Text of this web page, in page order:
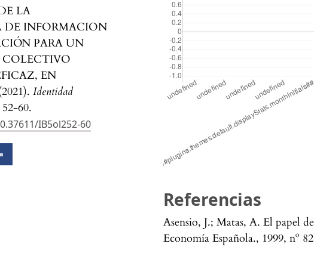
LA
DE INFORMACION
PARA UN
COLECTIVO
EN
Identidad
60.
IB5ol252-60
Referencias
Asensio, J.; Matas, A. El papel
Economía Española., 1999, nº